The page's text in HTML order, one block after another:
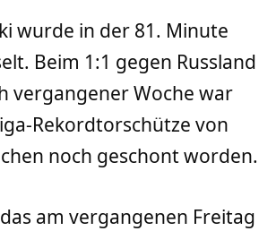
wurde in der 81. Minute
Beim 1:1 gegen Russland
vergangener Woche war
Rekordtorschütze von
noch geschont worden.
am vergangenen Freitag